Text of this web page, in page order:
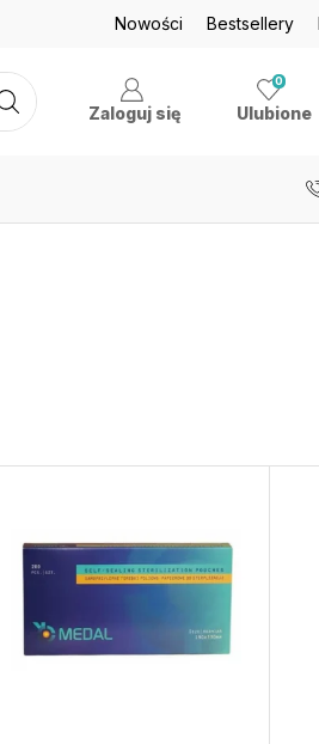
Promocje nawet do 50% Zobacz
Nowości Bestsellery
Zaloguj się
0
Ulubione